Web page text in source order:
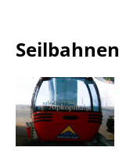
Seilbahnen